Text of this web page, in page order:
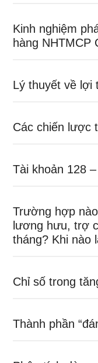
Kinh nghiệm
hàng NHTMCP
Lý thuyết về lợi
Các chiến lược
Tài khoản 128
Trường hợp
lương hưu, trợ
tháng? Khi nào
Chỉ số trong
Thành phần